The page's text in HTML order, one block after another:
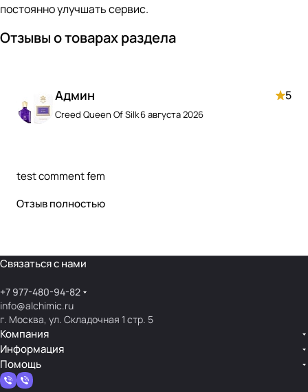
постоянно улучшать сервис.
Отзывы о товарах раздела
Админ 5
Creed Queen Of Silk6 августа 2026
test comment fem
Отзыв полностью
Связаться с нами
+7 977-480-94-82
info@alchimic.ru
г. Москва, ул. Складочная 1 стр. 5
Компания
Информация
Помощь